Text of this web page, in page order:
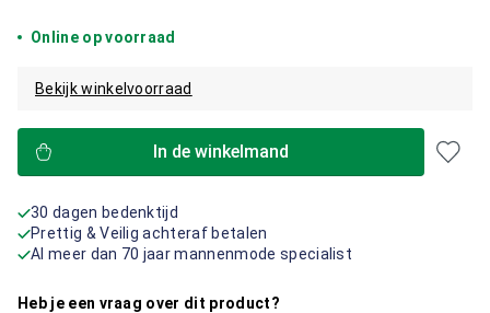
Online op voorraad
Bekijk winkelvoorraad
In de winkelmand
30 dagen bedenktijd
Prettig & Veilig achteraf betalen
Al meer dan 70 jaar mannenmode specialist
Heb je een vraag over dit product?